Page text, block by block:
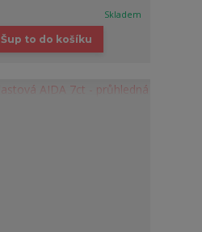
Skladem
Šup to do košíku